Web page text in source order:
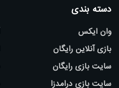
دسته بندی
وان ایکس
بازی آنلاین رایگان
سایت بازی رایگان
سایت بازی درامدزا